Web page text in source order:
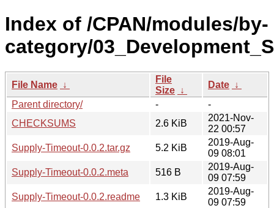
Index of /CPAN/modules/by-
category/
File Name ↓
File
Size ↓
Date ↓
Parent directory/
-
-
CHECKSUMS
2.6 KiB
2021-Nov-
22 00:57
Supply-Timeout-0.0.2.tar.gz
5.2 KiB
2019-Aug-
09 08:01
Supply-Timeout-0.0.2.meta
516 B
2019-Aug-
09 07:59
Supply-Timeout-0.0.2.readme
1.3 KiB
2019-Aug-
09 07:59